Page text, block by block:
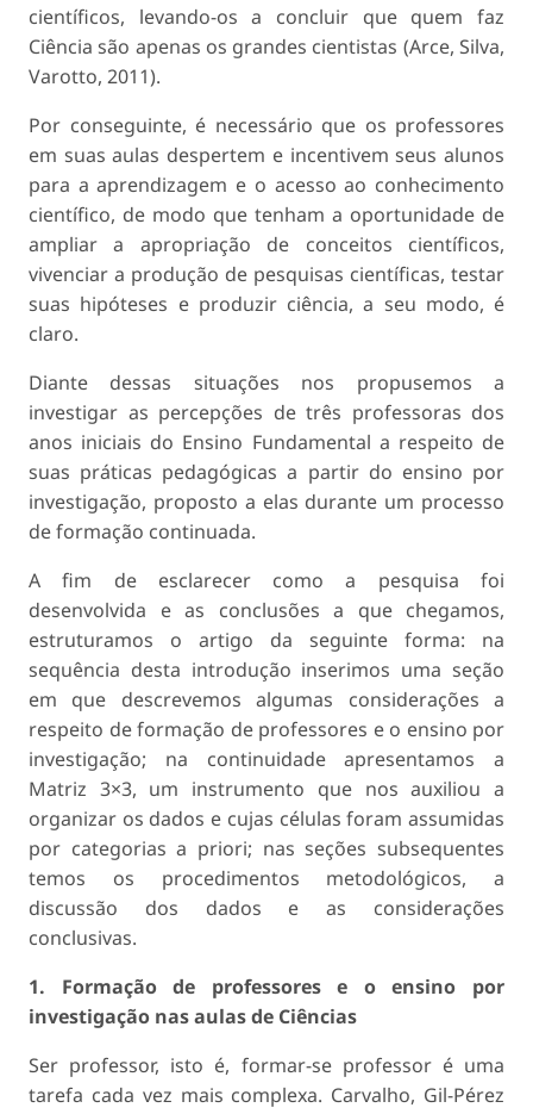
científicos, levando-os a concluir que quem faz
Ciência são apenas os grandes cientistas (Arce, Silva,
Varotto, 2011).
Por conseguinte, é necessário que os professores
em suas aulas despertem e incentivem seus alunos
para a aprendizagem e o acesso ao conhecimento
científico, de modo que tenham a oportunidade de
ampliar a apropriação de conceitos científicos,
vivenciar a produção de pesquisas científicas, testar
suas hipóteses e produzir ciência, a seu modo, é
claro.
Diante dessas situações nos propusemos a
investigar as percepções de três professoras dos
anos iniciais do Ensino Fundamental a respeito de
suas práticas pedagógicas a partir do ensino por
investigação, proposto a elas durante um processo
de formação continuada.
A fim de esclarecer como a pesquisa foi
desenvolvida e as conclusões a que chegamos,
estruturamos o artigo da seguinte forma: na
sequência desta introdução inserimos uma seção
em que descrevemos algumas considerações a
respeito de formação de professores e o ensino por
investigação; na continuidade apresentamos a
Matriz 3×3, um instrumento que nos auxiliou a
organizar os dados e cujas células foram assumidas
por categorias a priori; nas seções subsequentes
temos os procedimentos metodológicos, a
discussão dos dados e as considerações
conclusivas.
1. Formação de professores e o ensino por
investigação nas aulas de Ciências
Ser professor, isto é, formar-se professor é uma
tarefa cada vez mais complexa. Carvalho, Gil-Pérez